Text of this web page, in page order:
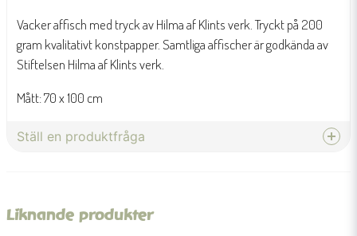
Vacker affisch med tryck av Hilma af Klints verk. Tryckt på 200
gram kvalitativt konstpapper. Samtliga affischer är godkända av
Stiftelsen Hilma af Klints verk.
Mått: 70 x 100 cm
Ställ en produktfråga
Liknande produkter